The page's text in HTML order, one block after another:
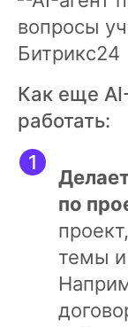
Как еще
работать:
по
темы и